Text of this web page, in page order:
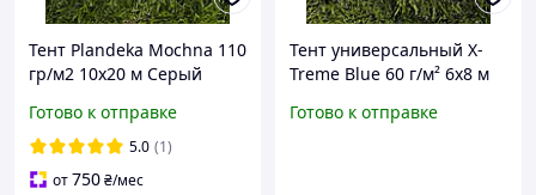
Тент Plandeka Mochnа 110
гр/м2 10х20 м Серый
крыши Прочный
тарпаулиновый тент
Готово к отправке
5.0 (1)
от750₴/мес
Тент универсальный X-
Treme Blue 60 г/м² 6х8 м
укрывной тент Тент от
Готово к отправке